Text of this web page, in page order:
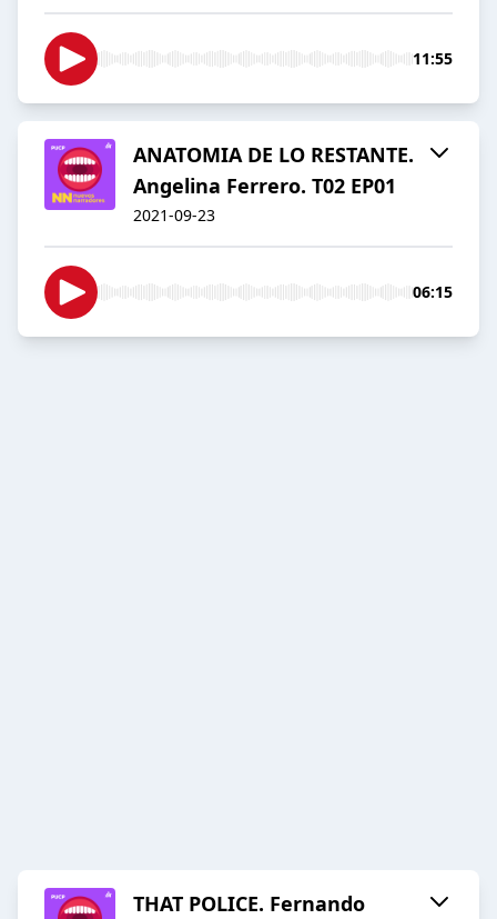
11:55
ANATOMIA DE LO RESTANTE.
Angelina Ferrero. T02 EP01
2021-09-23
06:15
THAT POLICE. Fernando